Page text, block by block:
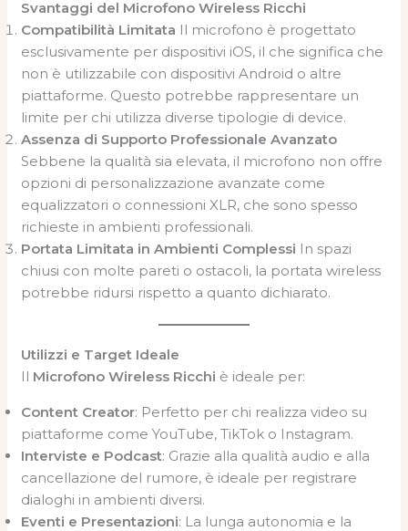
Svantaggi del Microfono Wireless Ricchi
Compatibilità Limitata Il microfono è progettato
esclusivamente per dispositivi iOS, il che significa che
non è utilizzabile con dispositivi Android o altre
piattaforme. Questo potrebbe rappresentare un
limite per chi utilizza diverse tipologie di device.
Assenza di Supporto Professionale Avanzato
Sebbene la qualità sia elevata, il microfono non offre
opzioni di personalizzazione avanzate come
equalizzatori o connessioni XLR, che sono spesso
richieste in ambienti professionali.
Portata Limitata in Ambienti Complessi In spazi
chiusi con molte pareti o ostacoli, la portata wireless
potrebbe ridursi rispetto a quanto dichiarato.
Utilizzi e Target Ideale
Il Microfono Wireless Ricchi è ideale per:
Content Creator: Perfetto per chi realizza video su
piattaforme come YouTube, TikTok o Instagram.
Interviste e Podcast: Grazie alla qualità audio e alla
cancellazione del rumore, è ideale per registrare
dialoghi in ambienti diversi.
Eventi e Presentazioni: La lunga autonomia e la